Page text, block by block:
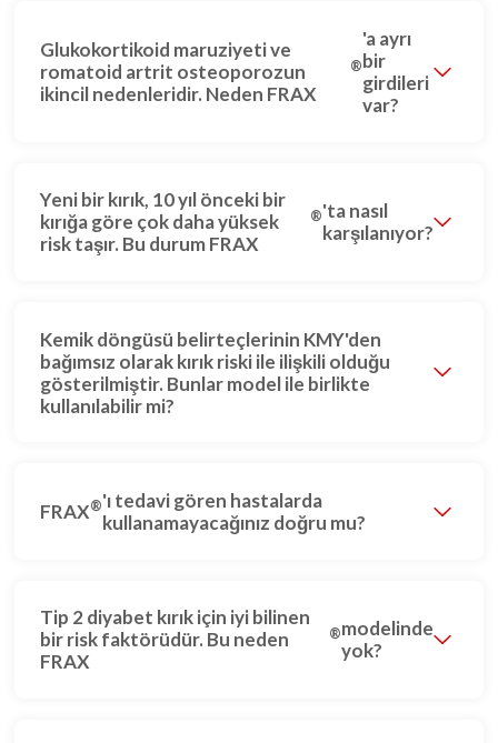
Glukokortikoid maruziyeti ve
romatoid artrit osteoporozun
ikincil nedenleridir. Neden FRAX
®
'a ayrı
bir
girdileri
var?
Yeni bir kırık, 10 yıl önceki bir
kırığa göre çok daha yüksek
risk taşır. Bu durum FRAX
®'ta nasıl
karşılanıyor?
Kemik döngüsü belirteçlerinin KMY'den
bağımsız olarak kırık riski ile ilişkili olduğu
gösterilmiştir. Bunlar model ile birlikte
kullanılabilir mi?
FRAX®'ı tedavi gören hastalarda
kullanamayacağınız doğru mu?
Tip 2 diyabet kırık için iyi bilinen
bir risk faktörüdür. Bu neden
FRAX
®modelinde
yok?